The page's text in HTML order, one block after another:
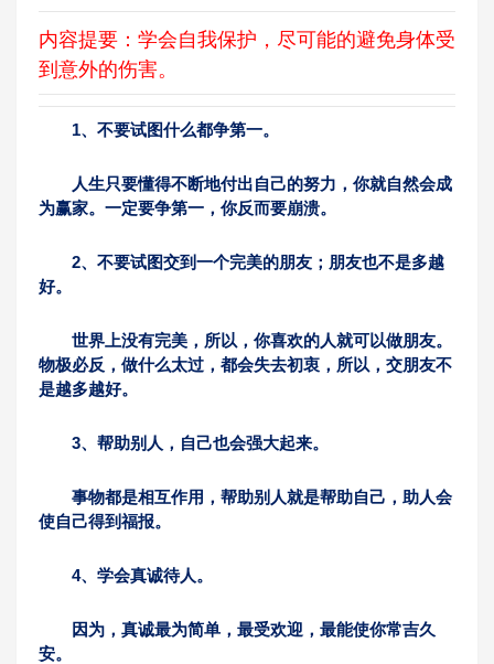
内容提要：学会自我保护，尽可能的避免身体受
到意外的伤害。
1、不要试图什么都争第一。
人生只要懂得不断地付出自己的努力，你就自然会成
为赢家。一定要争第一，你反而要崩溃。
2、不要试图交到一个完美的朋友；朋友也不是多越
好。
世界上没有完美，所以，你喜欢的人就可以做朋友。
物极必反，做什么太过，都会失去初衷，所以，交朋友不
是越多越好。
3、帮助别人，自己也会强大起来。
事物都是相互作用，帮助别人就是帮助自己，助人会
使自己得到福报。
4、学会真诚待人。
因为，真诚最为简单，最受欢迎，最能使你常吉久
安。